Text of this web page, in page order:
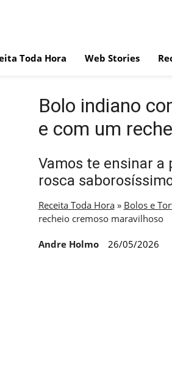
Toda Hora Web Stories
Bolo indiano
e com um
Vamos te ensinar
rosca
Receita Toda Hora» Bolos e
recheio cremoso maravilhoso
Andre Holmo 26/05/2026